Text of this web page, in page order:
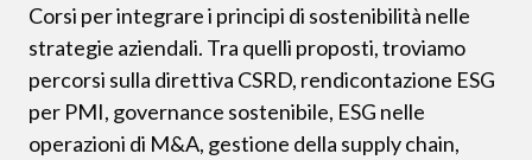
Corsi per integrare i principi di sostenibilità nelle
strategie aziendali. Tra quelli proposti, troviamo
percorsi sulla direttiva CSRD, rendicontazione ESG
per PMI, governance sostenibile, ESG nelle
operazioni di M&A, gestione della supply chain,